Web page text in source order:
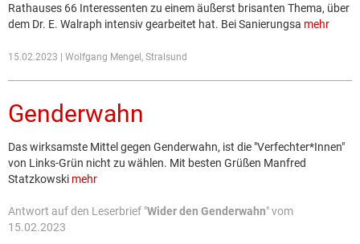
Rathauses 66 Interessenten zu einem äußerst brisanten Thema, über
dem Dr. E. Walraph intensiv gearbeitet hat. Bei Sanierungsa mehr
15.02.2023 | Wolfgang Mengel, Stralsund
Genderwahn
Das wirksamste Mittel gegen Genderwahn, ist die "Verfechter*Innen"
von Links-Grün nicht zu wählen. Mit besten Grüßen Manfred
Statzkowski mehr
Antwort auf den Leserbrief "Wider den Genderwahn" vom
15.02.2023